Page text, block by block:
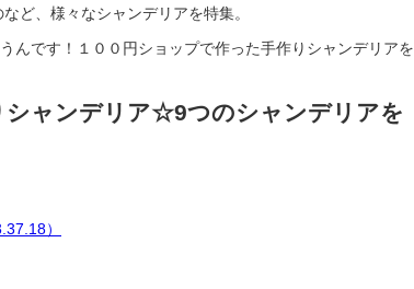
ど、様々なシャンデリアを特集。
んです！１００円ショップで作った手作りシャンデリアを
シャンデリア☆9つのシャンデリアを